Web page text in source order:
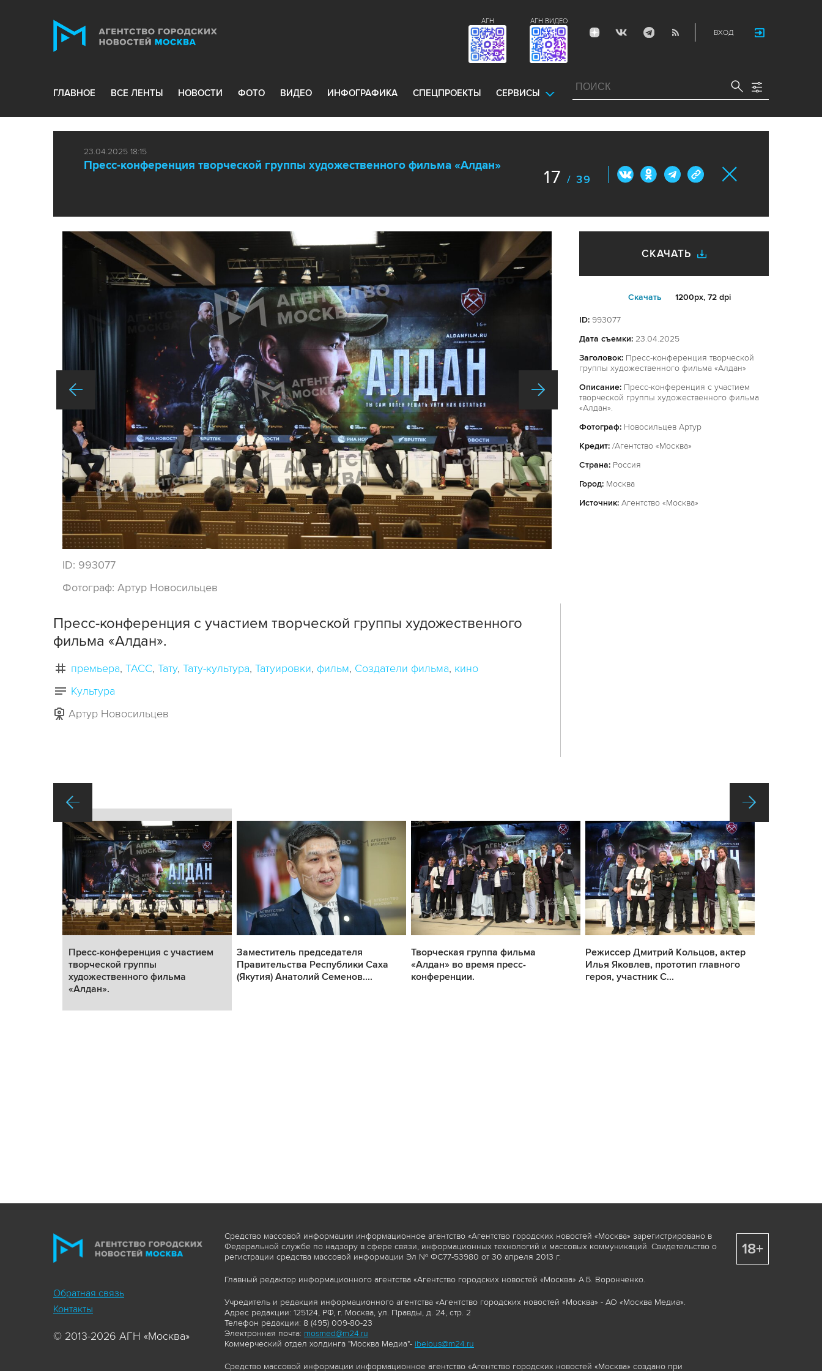
ВХОД
АГН ВИДЕО
АГН
ГЛАВНОЕ ВСЕ ЛЕНТЫ НОВОСТИ ФОТО ВИДЕО ИНФОГРАФИКА СПЕЦПРОЕКТЫ СЕРВИСЫ
23.04.2025 18:15
Пресс-конференция творческой группы художественного фильма «Алдан»
17 / 39
ID: 993077
Фотограф: Артур Новосильцев
СКАЧАТЬ
Cкачать 1200px, 72 dpi
ID: 993077
Дата съемки: 23.04.2025
Заголовок: Пресс-конференция творческой
группы художественного фильма «Алдан»
Описание: Пресс-конференция с участием
творческой группы художественного фильма
«Алдан».
Фотограф: Новосильцев Артур
Кредит: /Агентство «Москва»
Страна: Россия
Город: Москва
Источник: Агентство «Москва»
Пресс-конференция с участием творческой группы художественного
фильма «Алдан».
премьера ТАСС Тату Тату-культура Татуировки фильм Создатели фильма кино
Культура
Артур Новосильцев
Пресс-конференция с участием
творческой группы
художественного фильма
«Алдан».
Заместитель председателя
Правительства Республики Саха
(Якутия) Анатолий Семенов....
Творческая группа фильма
«Алдан» во время пресс-
конференции.
Режиссер Дмитрий Кольцов, актер
Илья Яковлев, прототип главного
героя, участник С...
Обратная связь
Контакты
© 2013-2026 АГН «Москва»
Средство массовой информации информационное агентство «Агентство городских новостей «Москва» зарегистрировано в
Федеральной службе по надзору в сфере связи, информационных технологий и массовых коммуникаций. Свидетельство о
регистрации средства массовой информации Эл № ФС77-53980 от 30 апреля 2013 г.
Главный редактор информационного агентства «Агентство городских новостей «Москва» А.Б. Воронченко.
Учредитель и редакция информационного агентства «Агентство городских новостей «Москва» - АО «Москва Медиа».
Адрес редакции: 125124, РФ, г. Москва, ул. Правды, д. 24, стр. 2
Телефон редакции: 8 (495) 009-80-23
Электронная почта: mosmed@m24.ru
Коммерческий отдел холдинга "Москва Медиа"- ibelous@m24.ru
Средство массовой информации информационное агентство «Агентство городских новостей «Москва» создано при
18+